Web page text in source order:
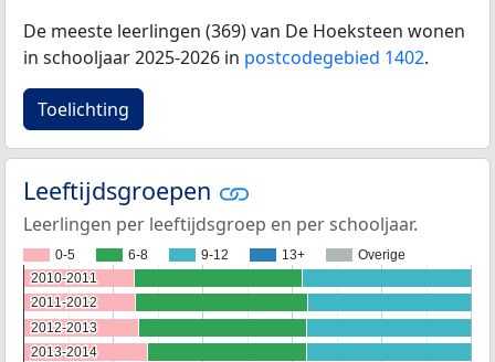
De meeste leerlingen (369) van De Hoeksteen wonen
in schooljaar 2025-2026 in postcodegebied 1402.
Toelichting
Leeftijdsgroepen
Leerlingen per leeftijdsgroep en per schooljaar.
0-5 6-8 9-12 13+ Overige
2010-2011
2010-2011
2011-2012
2011-2012
2012-2013
2012-2013
2013-2014
2013-2014